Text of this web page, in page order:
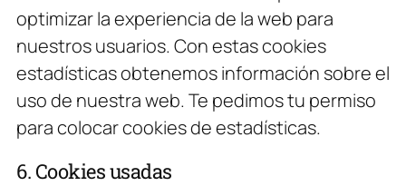
optimizar la experiencia de la web para
nuestros usuarios. Con estas cookies
estadísticas obtenemos información sobre el
uso de nuestra web. Te pedimos tu permiso
para colocar cookies de estadísticas.
6. Cookies usadas